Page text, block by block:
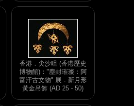
香港．尖沙咀 (香港歷史
博物館)："塵封璀璨：阿
富汗古文物" 展．新月形
黃金吊飾 (AD 25 - 50)